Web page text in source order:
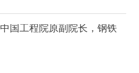
中国工程院原副院长， 钢铁